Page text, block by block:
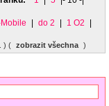
Mobile do 2 1 O2
) ( zobrazit všechna )